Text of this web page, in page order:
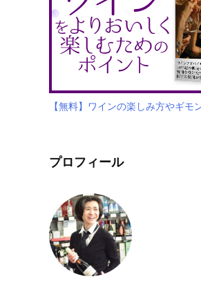
【無料】ワインの楽しみ方やギモ
プロフィール